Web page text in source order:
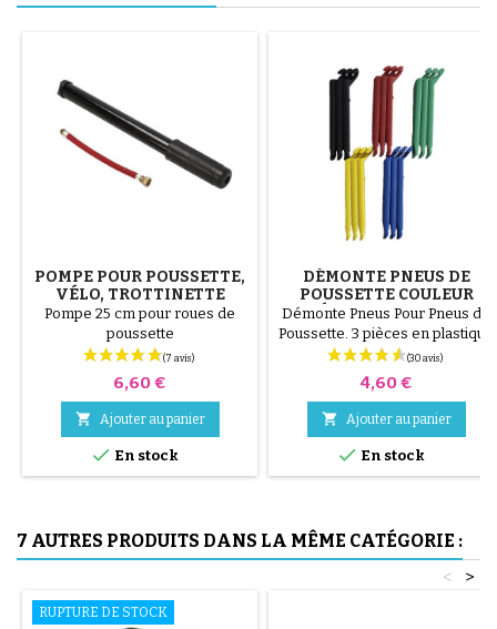
POMPE POUR POUSSETTE,
VÉLO, TROTTINETTE
Pompe 25 cm pour roues de
poussette
Prix
6,60 €
 Ajouter au panier
 En stock
DÉMONTE PNEUS DE
POUSSETTE COULEUR
ALÉATOIRE 1 LOT DE 3
PIÈCES
Démonte Pneus Pour Pneus de
Poussette. 3 pièces en plastique
de haute qualité, couleur
aléatoire, noir, rouge, vert,
jaune et bleu ou 3 pièces en
acier ( gris ) Le montage du
uniquement à la main, cela évite
de percer la chambre à air.
Prix
4,60 €
 Ajouter au panier
 En stock
7 AUTRES PRODUITS DANS LA MÊME CATÉGORIE :
>
<
RUPTURE DE STOCK